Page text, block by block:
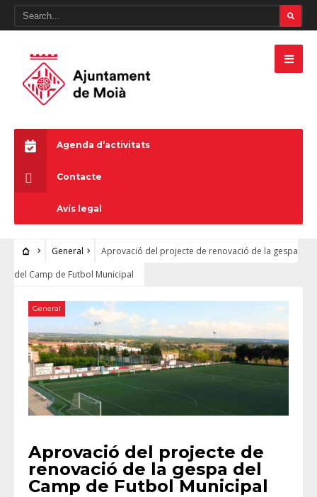
Agenda d’activitats
Contacte
Avís legal
General
Aprovació del projecte de renovació de la gespa
del Camp de Futbol Municipal
General
Aprovació del projecte de
renovació de la gespa del
Camp de Futbol Municipal